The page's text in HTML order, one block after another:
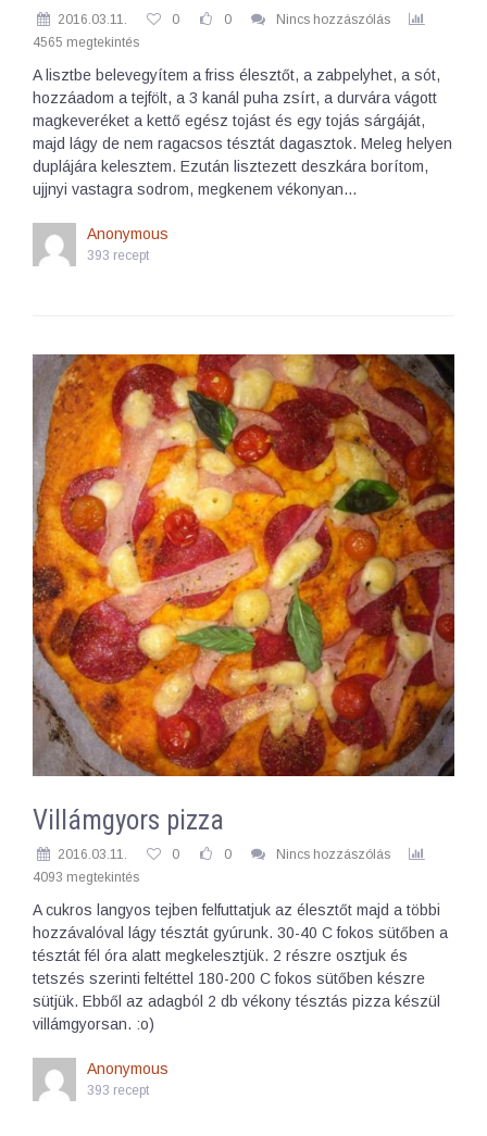
2016.03.11. 0 0
Nincs hozzászólás
4565 megtekintés
A lisztbe belevegyítem a friss élesztőt, a zabpelyhet, a sót,
hozzáadom a tejfölt, a 3 kanál puha zsírt, a durvára vágott
magkeveréket a kettő egész tojást és egy tojás sárgáját,
majd lágy de nem ragacsos tésztát dagasztok. Meleg helyen
duplájára kelesztem. Ezután lisztezett deszkára borítom,
ujjnyi vastagra sodrom, megkenem vékonyan…
Anonymous
393 recept
Villámgyors pizza
2016.03.11. 0 0
Nincs hozzászólás
4093 megtekintés
A cukros langyos tejben felfuttatjuk az élesztőt majd a többi
hozzávalóval lágy tésztát gyúrunk. 30-40 C fokos sütőben a
tésztát fél óra alatt megkelesztjük. 2 részre osztjuk és
tetszés szerinti feltéttel 180-200 C fokos sütőben készre
sütjük. Ebből az adagból 2 db vékony tésztás pizza készül
villámgyorsan. :o)
Anonymous
393 recept